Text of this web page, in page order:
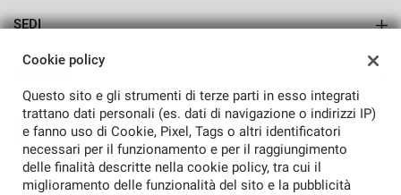
SEDI
Sede di San Vendemiano
Azienda
Cookie policy
Questo sito e gli strumenti di terze parti in esso integrati
trattano dati personali (es. dati di navigazione o indirizzi IP)
e fanno uso di Cookie, Pixel, Tags o altri identificatori
necessari per il funzionamento e per il raggiungimento
delle finalità descritte nella cookie policy, tra cui il
miglioramento delle funzionalità del sito e la pubblicità